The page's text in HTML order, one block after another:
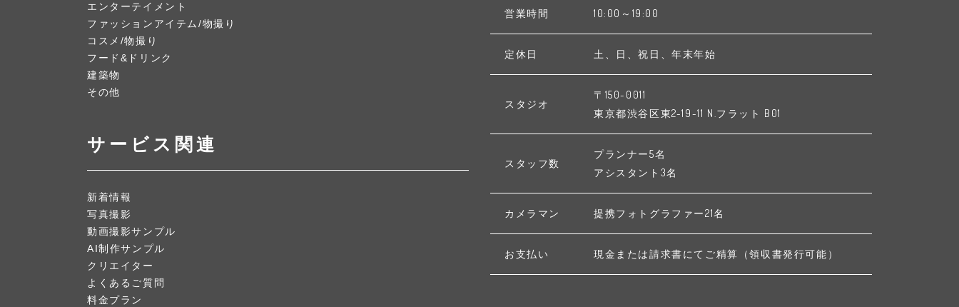
エンターテイメント
ファッションアイテム/物撮り
コスメ/物撮り
フード&ドリンク
建築物
その他
サービス関連
新着情報
写真撮影
動画撮影サンプル
AI制作サンプル
クリエイター
よくあるご質問
料金プラン
営業時間 10:00～19:00
定休日 土、日、祝日、年末年始
スタジオ
〒150-0011
東京都渋谷区東2-19-11 N.フラット B01
スタッフ数
プランナー5名
アシスタント3名
カメラマン 提携フォトグラファー21名
お支払い 現金または請求書にてご精算（領収書発行可能）